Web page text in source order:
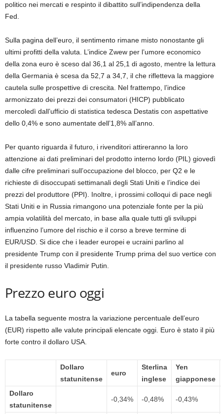
politico nei mercati e respinto il dibattito sull’indipendenza della
Fed.
Sulla pagina dell’euro, il sentimento rimane misto nonostante gli
ultimi profitti della valuta. L’indice Zwew per l’umore economico
della zona euro è sceso dal 36,1 al 25,1 di agosto, mentre la lettura
della Germania è scesa da 52,7 a 34,7, il che rifletteva la maggiore
cautela sulle prospettive di crescita. Nel frattempo, l’indice
armonizzato dei prezzi dei consumatori (HICP) pubblicato
mercoledì dall’ufficio di statistica tedesca Destatis con aspettative
dello 0,4% e sono aumentate dell’1,8% all’anno.
Per quanto riguarda il futuro, i rivenditori attireranno la loro
attenzione ai dati preliminari del prodotto interno lordo (PIL) giovedì
dalle cifre preliminari sull’occupazione del blocco, per Q2 e le
richieste di disoccupati settimanali degli Stati Uniti e l’indice dei
prezzi del produttore (PPI). Inoltre, i prossimi colloqui di pace negli
Stati Uniti e in Russia rimangono una potenziale fonte per la più
ampia volatilità del mercato, in base alla quale tutti gli sviluppi
influenzino l’umore del rischio e il corso a breve termine di
EUR/USD. Si dice che i leader europei e ucraini parlino al
presidente Trump con il presidente Trump prima del suo vertice con
il presidente russo Vladimir Putin.
Prezzo euro oggi
La tabella seguente mostra la variazione percentuale dell’euro
(EUR) rispetto alle valute principali elencate oggi. Euro è stato il più
forte contro il dollaro USA.
Dollaro
statunitense
euro
Sterlina
inglese
Yen
giapponese
Dollaro
statunitense
-0,34% -0,48% -0,43%